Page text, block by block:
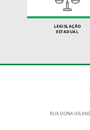
LEGISLAÇÃO
ESTADUAL
RUA DONA